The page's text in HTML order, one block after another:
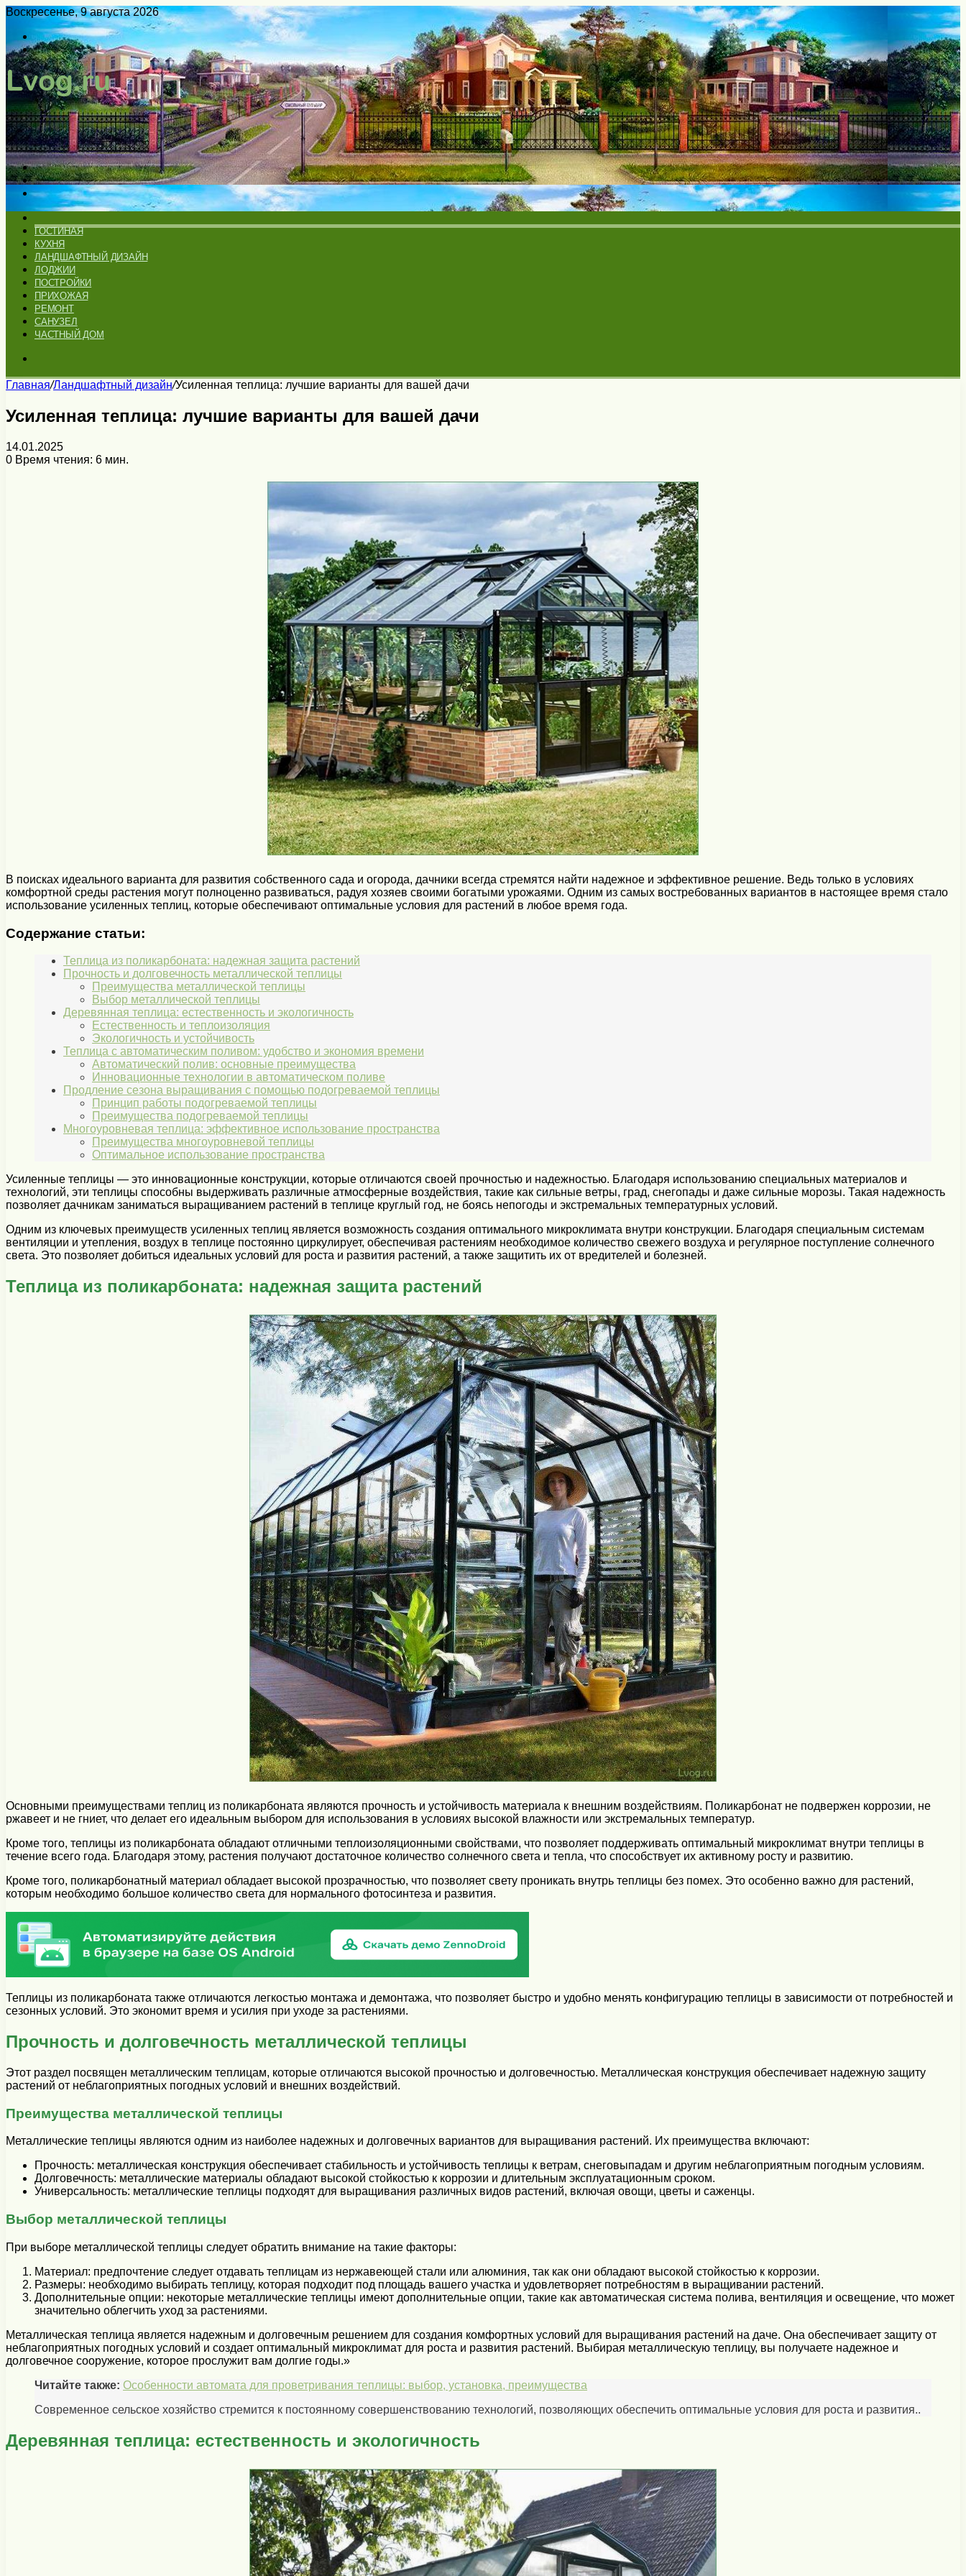
Воскресенье, 9 августа 2026
Войти
Switch
skin
Меню
Искать
Switch
skin
ГОСТИНАЯ
КУХНЯ
ЛАНДШАФТНЫЙ ДИЗАЙН
ЛОДЖИИ
ПОСТРОЙКИ
ПРИХОЖАЯ
РЕМОНТ
САНУЗЕЛ
ЧАСТНЫЙ ДОМ
Главная/Ландшафтный дизайн/Усиленная теплица: лучшие варианты для вашей дачи
Усиленная теплица: лучшие варианты для вашей дачи
14.01.2025
0 Время чтения: 6 мин.
В поисках идеального варианта для развития собственного сада и огорода, дачники всегда стремятся найти надежное и эффективное решение. Ведь только в условиях
комфортной среды растения могут полноценно развиваться, радуя хозяев своими богатыми урожаями. Одним из самых востребованных вариантов в настоящее время стало
использование усиленных теплиц, которые обеспечивают оптимальные условия для растений в любое время года.
Содержание статьи:
Теплица из поликарбоната: надежная защита растений
Прочность и долговечность металлической теплицы
Преимущества металлической теплицы
Выбор металлической теплицы
Деревянная теплица: естественность и экологичность
Естественность и теплоизоляция
Экологичность и устойчивость
Теплица с автоматическим поливом: удобство и экономия времени
Автоматический полив: основные преимущества
Инновационные технологии в автоматическом поливе
Продление сезона выращивания с помощью подогреваемой теплицы
Принцип работы подогреваемой теплицы
Преимущества подогреваемой теплицы
Многоуровневая теплица: эффективное использование пространства
Преимущества многоуровневой теплицы
Оптимальное использование пространства
Усиленные теплицы — это инновационные конструкции, которые отличаются своей прочностью и надежностью. Благодаря использованию специальных материалов и
технологий, эти теплицы способны выдерживать различные атмосферные воздействия, такие как сильные ветры, град, снегопады и даже сильные морозы. Такая надежность
позволяет дачникам заниматься выращиванием растений в теплице круглый год, не боясь непогоды и экстремальных температурных условий.
Одним из ключевых преимуществ усиленных теплиц является возможность создания оптимального микроклимата внутри конструкции. Благодаря специальным системам
вентиляции и утепления, воздух в теплице постоянно циркулирует, обеспечивая растениям необходимое количество свежего воздуха и регулярное поступление солнечного
света. Это позволяет добиться идеальных условий для роста и развития растений, а также защитить их от вредителей и болезней.
Теплица из поликарбоната: надежная защита растений
Основными преимуществами теплиц из поликарбоната являются прочность и устойчивость материала к внешним воздействиям. Поликарбонат не подвержен коррозии, не
ржавеет и не гниет, что делает его идеальным выбором для использования в условиях высокой влажности или экстремальных температур.
Кроме того, теплицы из поликарбоната обладают отличными теплоизоляционными свойствами, что позволяет поддерживать оптимальный микроклимат внутри теплицы в
течение всего года. Благодаря этому, растения получают достаточное количество солнечного света и тепла, что способствует их активному росту и развитию.
Кроме того, поликарбонатный материал обладает высокой прозрачностью, что позволяет свету проникать внутрь теплицы без помех. Это особенно важно для растений,
которым необходимо большое количество света для нормального фотосинтеза и развития.
Теплицы из поликарбоната также отличаются легкостью монтажа и демонтажа, что позволяет быстро и удобно менять конфигурацию теплицы в зависимости от потребностей и
сезонных условий. Это экономит время и усилия при уходе за растениями.
Прочность и долговечность металлической теплицы
Этот раздел посвящен металлическим теплицам, которые отличаются высокой прочностью и долговечностью. Металлическая конструкция обеспечивает надежную защиту
растений от неблагоприятных погодных условий и внешних воздействий.
Преимущества металлической теплицы
Металлические теплицы являются одним из наиболее надежных и долговечных вариантов для выращивания растений. Их преимущества включают:
Прочность: металлическая конструкция обеспечивает стабильность и устойчивость теплицы к ветрам, снеговыпадам и другим неблагоприятным погодным условиям.
Долговечность: металлические материалы обладают высокой стойкостью к коррозии и длительным эксплуатационным сроком.
Универсальность: металлические теплицы подходят для выращивания различных видов растений, включая овощи, цветы и саженцы.
Выбор металлической теплицы
При выборе металлической теплицы следует обратить внимание на такие факторы:
Материал: предпочтение следует отдавать теплицам из нержавеющей стали или алюминия, так как они обладают высокой стойкостью к коррозии.
Размеры: необходимо выбирать теплицу, которая подходит под площадь вашего участка и удовлетворяет потребностям в выращивании растений.
Дополнительные опции: некоторые металлические теплицы имеют дополнительные опции, такие как автоматическая система полива, вентиляция и освещение, что может
значительно облегчить уход за растениями.
Металлическая теплица является надежным и долговечным решением для создания комфортных условий для выращивания растений на даче. Она обеспечивает защиту от
неблагоприятных погодных условий и создает оптимальный микроклимат для роста и развития растений. Выбирая металлическую теплицу, вы получаете надежное и
долговечное сооружение, которое прослужит вам долгие годы.»
Читайте также: Особенности автомата для проветривания теплицы: выбор, установка, преимущества
Современное сельское хозяйство стремится к постоянному совершенствованию технологий, позволяющих обеспечить оптимальные условия для роста и развития..
Деревянная теплица: естественность и экологичность